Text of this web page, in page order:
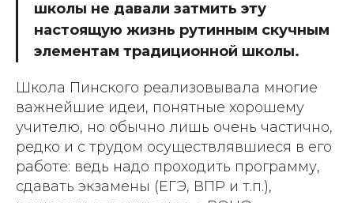
школы не давали затмить эту
настоящую жизнь рутинным скучным
элементам традиционной школы.
Школа Пинского реализовывала многие
важнейшие идеи, понятные хорошему
учителю, но обычно лишь очень частично,
редко и с трудом осуществлявшиеся в его
работе: ведь надо проходить программу,
сдавать экзамены (ЕГЭ, ВПР и т.п.),